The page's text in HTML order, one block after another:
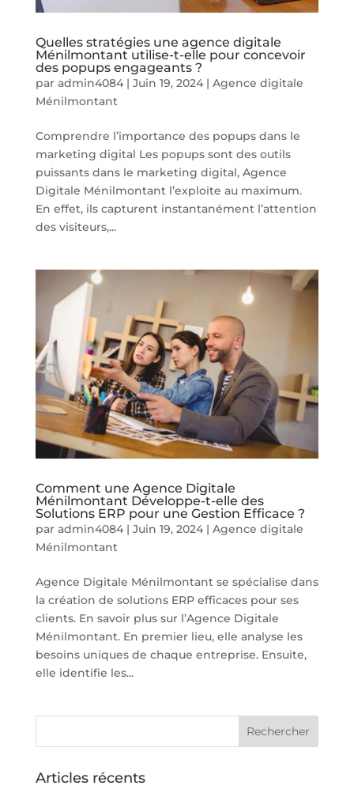
Quelles stratégies une agence digitale
Ménilmontant utilise-t-elle pour concevoir
des popups engageants ?
par admin4084| Juin 19, 2024| Agence digitale
Ménilmontant
Comprendre l’importance des popups dans le
marketing digital Les popups sont des outils
puissants dans le marketing digital, Agence
Digitale Ménilmontant l’exploite au maximum.
En effet, ils capturent instantanément l’attention
des visiteurs,...
Comment une Agence Digitale
Ménilmontant Développe-t-elle des
Solutions ERP pour une Gestion Efficace ?
par admin4084| Juin 19, 2024| Agence digitale
Ménilmontant
Agence Digitale Ménilmontant se spécialise dans
la création de solutions ERP efficaces pour ses
clients. En savoir plus sur l’Agence Digitale
Ménilmontant. En premier lieu, elle analyse les
besoins uniques de chaque entreprise. Ensuite,
elle identifie les...
Articles récents